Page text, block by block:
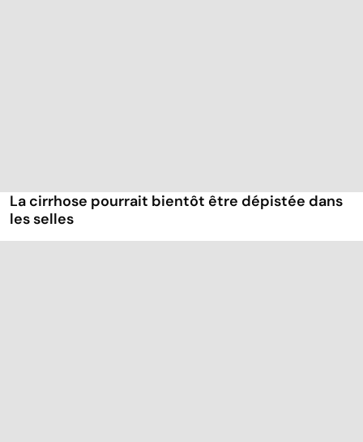
La cirrhose pourrait bientôt être dépistée dans
les selles